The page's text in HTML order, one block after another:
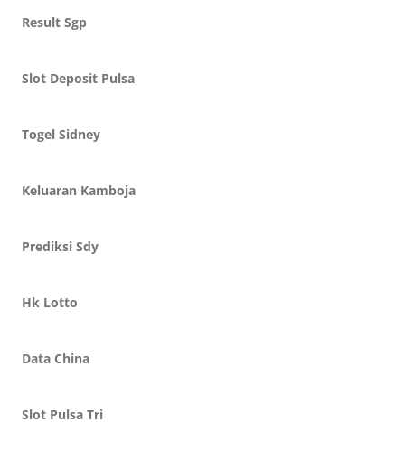
Result Sgp
Slot Deposit Pulsa
Togel Sidney
Keluaran Kamboja
Prediksi Sdy
Hk Lotto
Data China
Slot Pulsa Tri